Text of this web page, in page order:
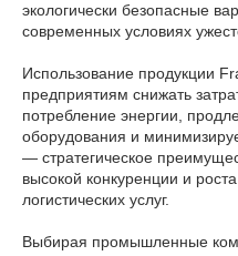
экологически безопасные
современных условиях
Использование продукции
предприятиям снижать
потребление энергии,
оборудования и
— стратегическое
высокой конкуренции и
логистических услуг.
Выбирая промышленные